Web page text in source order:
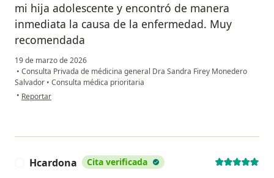
mi hija adolescente y encontró de manera
inmediata la causa de la enfermedad. Muy
recomendada
19 de marzo de 2026
• Consulta Privada de médicina general Dra Sandra Firey Monedero
Salvador • Consulta médica prioritaria
• en opinión del usuario Celeste
Reportar
Hcardona Cita verificada